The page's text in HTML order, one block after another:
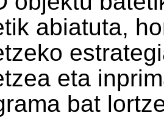
abiatuta,
eta
bat